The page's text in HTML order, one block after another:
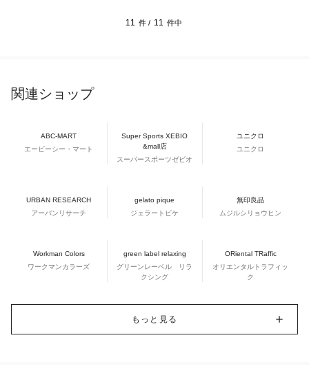
11 件 / 11 件中
関連ショップ
ABC-MART
エービーシー・マート
Super Sports XEBIO
&mall店
スーパースポーツゼビオ
ユニクロ
ユニクロ
URBAN RESEARCH
アーバンリサーチ
gelato pique
ジェラートピケ
無印良品
ムジルシリョウヒン
Workman Colors
ワークマンカラーズ
green label relaxing
グリーンレーベル リラ
クシング
ORiental TRaffic
オリエンタルトラフィッ
ク
もっと見る